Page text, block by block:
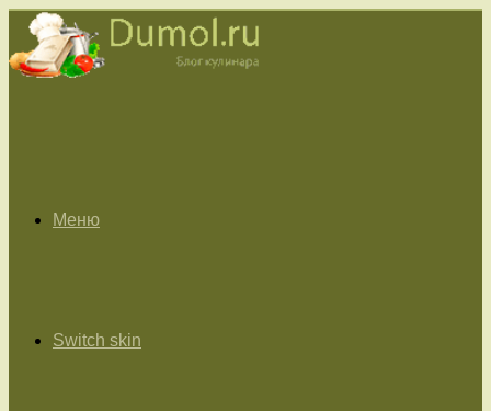
Меню
Switch skin